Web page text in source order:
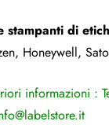
stampanti di
Honeywell,
informazioni :